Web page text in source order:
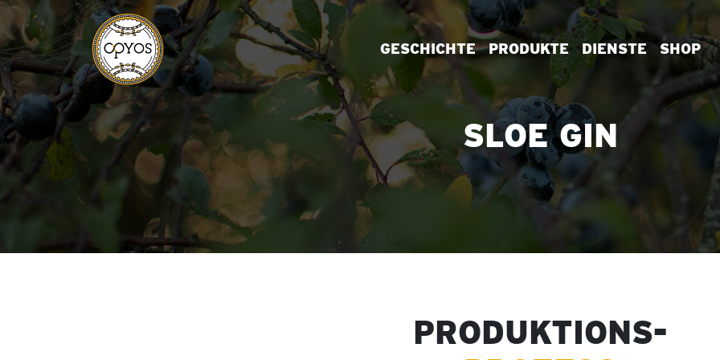
GESCHICHTE PRODUKTE DIENSTE SHOP
SLOE GIN
PRODUKTIONS-